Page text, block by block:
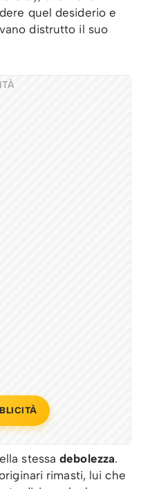
quel desiderio e
distrutto il suo
stessadebolezza.
rimasti, lui che